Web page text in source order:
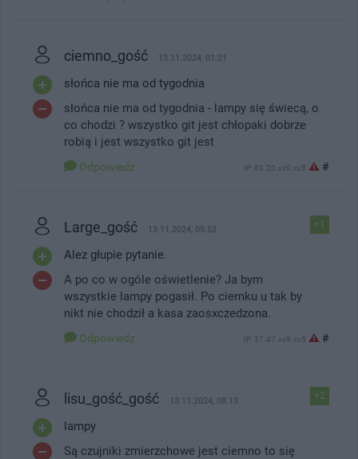
ciemno_gość 13.11.2024, 01:21
słońca nie ma od tygodnia
słońca nie ma od tygodnia - lampy się świecą, o
co chodzi ? wszystko git jest chłopaki dobrze
robią i jest wszystko git jest
Odpowiedz IP: 83.20.xx0.xx5 #
+1
Large_gość 13.11.2024, 05:52
Alez głupie pytanie.
A po co w ogóle oświetlenie? Ja bym
wszystkie lampy pogasił. Po ciemku u tak by
nikt nie chodził a kasa zaosxczedzona.
Odpowiedz IP: 37.47.xx9.xx5 #
+2
lisu_gość_gość 13.11.2024, 08:13
lampy
Są czujniki zmierzchowe jest ciemno to się